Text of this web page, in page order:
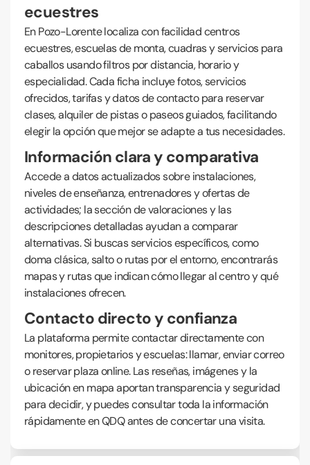
ecuestres
En Pozo-Lorente localiza con facilidad centros
ecuestres, escuelas de monta, cuadras y servicios para
caballos usando filtros por distancia, horario y
especialidad. Cada ficha incluye fotos, servicios
ofrecidos, tarifas y datos de contacto para reservar
clases, alquiler de pistas o paseos guiados, facilitando
elegir la opción que mejor se adapte a tus necesidades.
Información clara y comparativa
Accede a datos actualizados sobre instalaciones,
niveles de enseñanza, entrenadores y ofertas de
actividades; la sección de valoraciones y las
descripciones detalladas ayudan a comparar
alternativas. Si buscas servicios específicos, como
doma clásica, salto o rutas por el entorno, encontrarás
mapas y rutas que indican cómo llegar al centro y qué
instalaciones ofrecen.
Contacto directo y confianza
La plataforma permite contactar directamente con
monitores, propietarios y escuelas: llamar, enviar correo
o reservar plaza online. Las reseñas, imágenes y la
ubicación en mapa aportan transparencia y seguridad
para decidir, y puedes consultar toda la información
rápidamente en QDQ antes de concertar una visita.